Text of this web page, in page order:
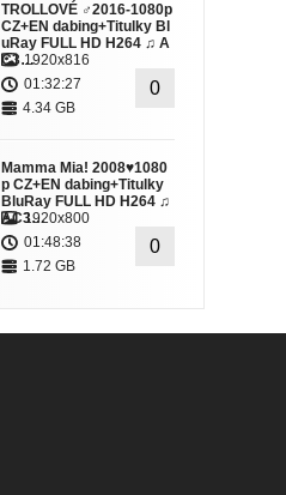
TROLLOVÉ ♂2016-1080p
CZ+EN dabing+Titulky Bl
uRay FULL HD H264 ♫ A
C3…1920x816
01:32:27
4.34 GB
0
Mamma Mia! 2008♥1080
p CZ+EN dabing+Titulky
BluRay FULL HD H264 ♫
AC3…1920x800
01:48:38
1.72 GB
0